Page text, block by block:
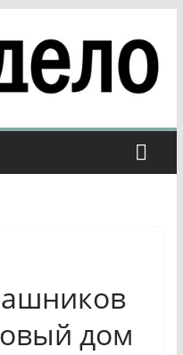
дом